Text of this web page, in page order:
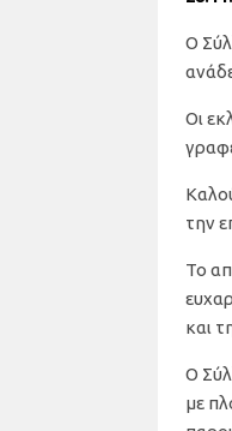
Ο
Οι
την
Το
και
Ο
με